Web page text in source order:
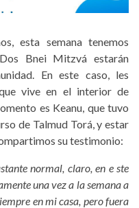
esta semana tenemos
Bnei Mitzvá estarán
En este caso, les
vive en el interior de
es Keanu, que tuvo
de Talmud Torá, y estar
su testimonio:
normal, claro, en e ste
una vez a la semana a
en mi casa, pero fuera